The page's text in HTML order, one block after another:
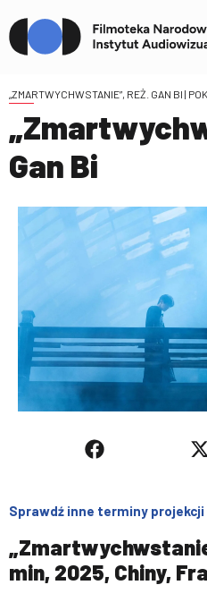
„ZMARTWYCHWSTANIE”, REŻ. GAN BI |
Gan Bi
Sprawdź inne terminy
min, 2025, Chiny,